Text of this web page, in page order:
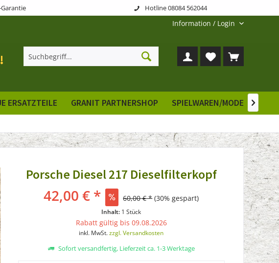
Hotline 08084 562044
Information / Login
ERSATZTEILE GRANIT PARTNERSHOP SPIELWAREN/MODELLE

Porsche Diesel 217 Dieselfilterkopf
42,00 € * 60,00 € * (30% gespart)
Inhalt: 1 Stück
Rabatt gültig bis 09.08.2026
inkl. MwSt.zzgl. Versandkosten
Sofort versandfertig, Lieferzeit ca. 1-3 Werktage